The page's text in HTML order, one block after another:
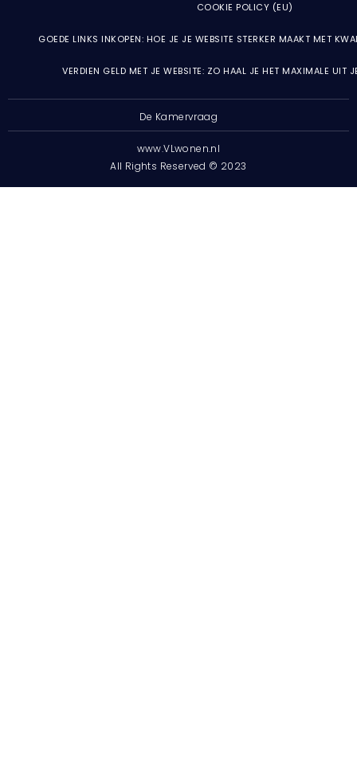
COOKIE POLICY (EU)
GOEDE LINKS INKOPEN: HOE JE JE WEBSITE STERKER MAAKT MET
VERDIEN GELD MET JE WEBSITE: ZO HAAL JE HET MAXIMALE UIT
De Kamervraag
www.VLwonen.nl
All Rights Reserved © 2023